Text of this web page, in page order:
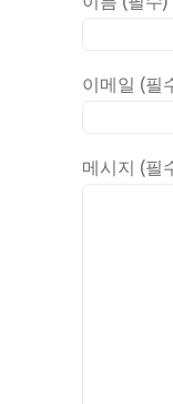
이메일 (필
메시지 (필